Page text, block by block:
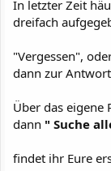
In letzter Zeit
dreifach
"Vergessen",
dann zur
Über das eigene
dann " Suche
findet ihr Eure